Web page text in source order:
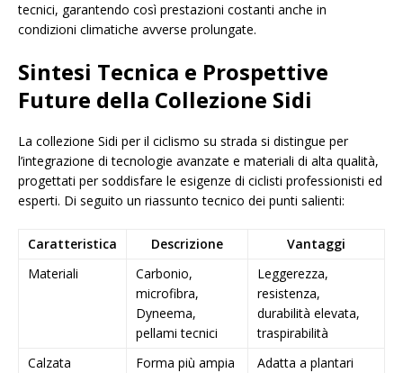
tecnici, garantendo così prestazioni costanti anche in
condizioni climatiche avverse prolungate.
Sintesi Tecnica e Prospettive
Future della Collezione Sidi
La collezione Sidi per il ciclismo su strada si distingue per
l’integrazione di tecnologie avanzate e materiali di alta qualità,
progettati per soddisfare le esigenze di ciclisti professionisti ed
esperti. Di seguito un riassunto tecnico dei punti salienti:
Caratteristica Descrizione
Vantaggi
Materiali
Carbonio,
microfibra,
Dyneema,
pellami tecnici
Leggerezza,
resistenza,
durabilità elevata,
traspirabilità
Calzata
Forma più ampia
Adatta a plantari